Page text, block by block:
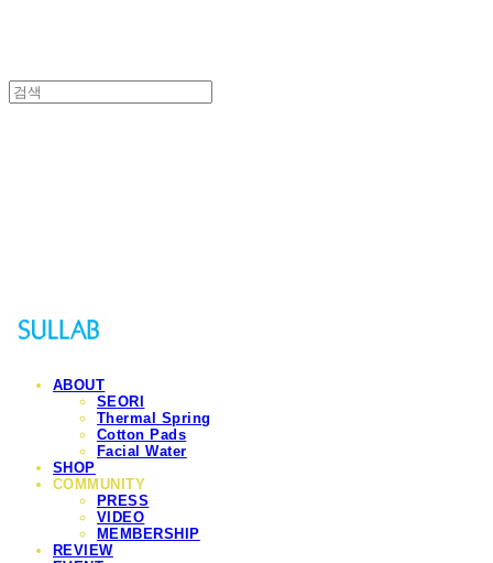
ABOUT
SEORI
Thermal Spring
Cotton Pads
Facial Water
SHOP
COMMUNITY
PRESS
VIDEO
MEMBERSHIP
REVIEW